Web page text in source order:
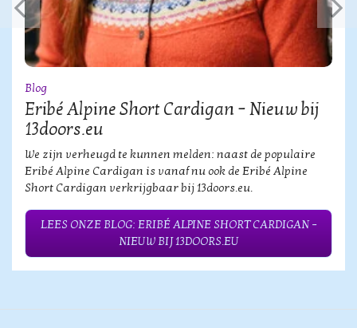
Blog
Eribé Alpine Short Cardigan – Nieuw bij
13doors.eu
We zijn verheugd te kunnen melden: naast de populaire
Eribé Alpine Cardigan is vanaf nu ook de Eribé Alpine
Short Cardigan verkrijgbaar bij 13doors.eu.
LEES ONZE BLOG: ERIBÉ ALPINE SHORT CARDIGAN –
NIEUW BIJ 13DOORS.EU